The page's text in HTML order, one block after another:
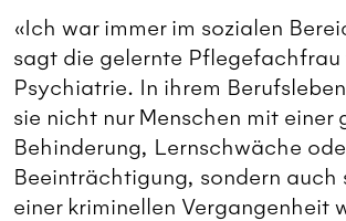
«Ich war immer im sozialen
sagt die gelernte Pflegefachfrau
Psychiatrie. In ihrem
sie nicht nur Menschen mit einer
Behinderung, Lernschwäche
Beeinträchtigung, sondern auch
einer kriminellen Vergangenheit